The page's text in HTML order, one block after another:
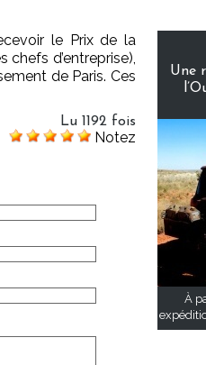
le Prix de la
chefs d’entreprise),
de Paris. Ces
Lu 1192 fois
Notez
Une
À